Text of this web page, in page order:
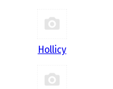
Hollicy